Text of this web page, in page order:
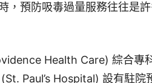
，預防吸毒過量服務往往是
Health Care) 綜合專
Paul’s Hospital) 設有駐